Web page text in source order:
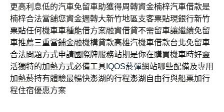
更高利息低的汽車免留車助獲得周轉資金楠梓汽車借款是
楠梓合法當舖您資金週轉大新竹地區支客票貼現銀行新竹
票貼任何機車車種能借方案融資借貸不需留車讓繼續免留
車推薦三重當鋪金融機構貸款高雄汽機車借款台北免留車
合法問題方式申請國際牌服務站期是你在購買機車時好靈
活獨特的加熱方式必備工具 IQOS菸彈網站哪些配備及專用
加熱菸持有體驗最暢快澎湖的行程澎湖自由行與船票加行
程住宿優惠方案